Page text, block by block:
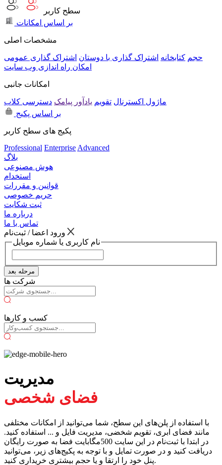
سطح کاربر
بر اساس امکانات
مشخصات اصلی
حجم کتابخانه اشتراک گذاری با دوستان اشتراک گذاری عمومی
امکان راه اندازی وب سایت
امکانات جانبی
ماژول اکسترنال تقویم یادآور پیامک دسترسی کلاب
بر اساس پکیج
پکیج های سطح کاربر
Professional EnterpriseAdvanced
بلاگ
هوش مصنوعی
استخدام
قوانین و مقررات
حریم خصوصی
ثبت شکایت
درباره ما
تماس با ما
نام کاربری یا شماره موبایل
مرحله بعد
شرکت ها
کسب و کارها
مدیریت
فضای شخصی
با استفاده از پلن‌های این سطح، شما می‌توانید از امکانات مختلفی
مانند فضای ابری، تقویم شخضی، مدیریت فایل و ... استفاده کنید.
در ابتدا با ثبت‌نام در این سایت 500مگابایت فضا به صورت رایگان
دریافت کنید و در صورت تمایل و با توجه به پکیج‌های زیر، می‌توانید
پنل خود را ارتقا و یا حجم بیشتری خریداری کنید.